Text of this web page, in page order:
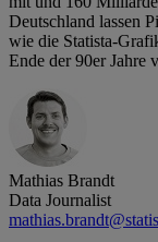
Deutschland lassen
wie die Statista-
Ende der 90er Jahre
Mathias Brandt
Data Journalist